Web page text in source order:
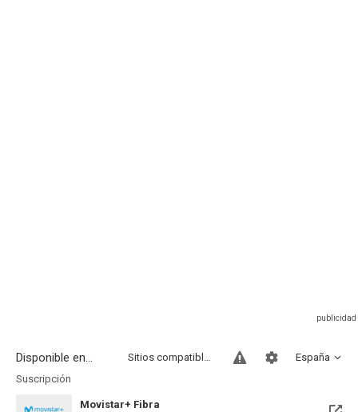
Disponible en... España
Sitios compatibles
Suscripción
Movistar+ Fibra